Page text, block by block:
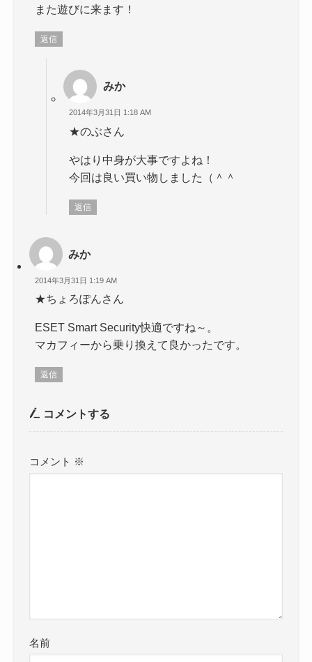
また遊びに来ます！
返信
みか
2014年3月31日 1:18 AM
★のぶさん
やはり中身が大事ですよね！
今回は良い買い物しました（＾＾
返信
みか
2014年3月31日 1:19 AM
★ちょろぽんさん
ESET Smart Security快適ですね～。
マカフィーから乗り換えて良かったです。
返信
コメントする
コメント ※
名前